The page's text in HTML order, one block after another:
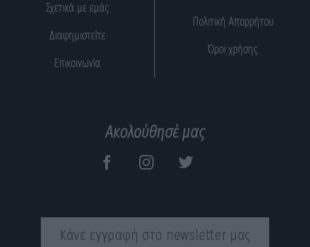
Σχετικά με εμάς
Διαφημιστείτε
Επικοινωνία
Πολιτική Απορρήτου
Όροι χρήσης
Ακολούθησέ μας
Κάνε εγγραφή στο newsletter μας